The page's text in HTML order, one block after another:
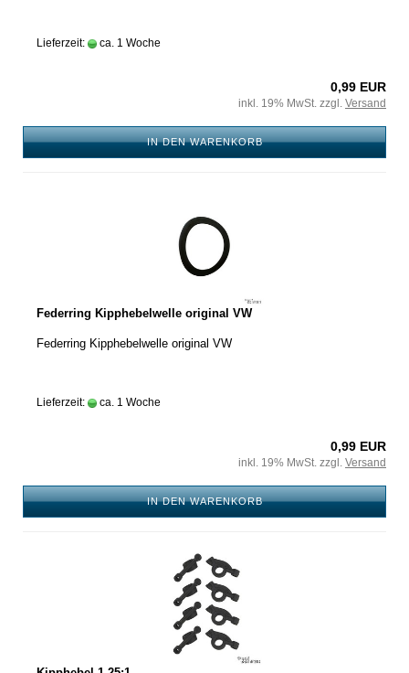
Lieferzeit: ca. 1 Woche
0,99 EUR
inkl. 19% MwSt. zzgl. Versand
IN DEN WARENKORB
Federring Kipphebelwelle original VW
Federring Kipphebelwelle original VW
Lieferzeit: ca. 1 Woche
0,99 EUR
inkl. 19% MwSt. zzgl. Versand
IN DEN WARENKORB